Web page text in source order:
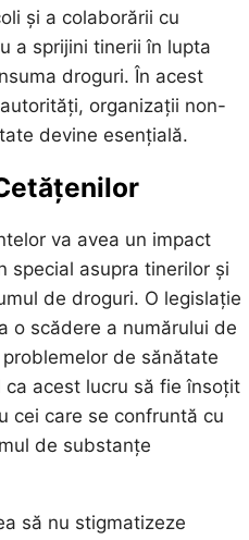
și a colaborării cu
a sprijini tinerii în lupta
droguri. În acest
organizații non-
devine esențială.
va avea un impact
special asupra tinerilor și
de droguri. O legislație
o scădere a numărului de
de sănătate
acest lucru să fie însoțit
cei care se confruntă cu
de substanțe
să nu stigmatizeze